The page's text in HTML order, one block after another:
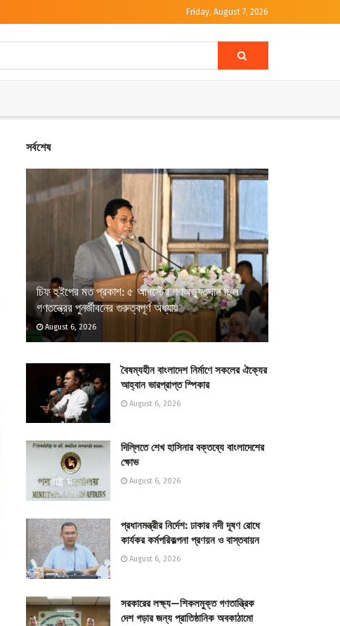
Friday, August 7, 2026
সর্বশেষ
চিফ হুইপের মত প্রকাশ: ৫ আগস্টের গণঅভ্যুত্থান ছিল
গণতন্ত্রের পুনর্জীবনের গুরুত্বপূর্ণ অধ্যায়
August 6, 2026
বৈষম্যহীন বাংলাদেশ নির্মাণে সকলের ঐক্যের
আহ্বান ভারপ্রাপ্ত স্পিকার
August 6, 2026
দিল্লিতে শেখ হাসিনার বক্তব্যে বাংলাদেশের
ক্ষোভ
August 6, 2026
প্রধানমন্ত্রীর নির্দেশ: ঢাকার নদী দূষণ রোধে
কার্যকর কর্মপরিকল্পনা প্রণয়ন ও বাস্তবায়ন
August 6, 2026
সরকারের লক্ষ্য—শিকলমুক্ত গণতান্ত্রিক
দেশ গড়ার জন্য প্রাতিষ্ঠানিক অবকাঠামো